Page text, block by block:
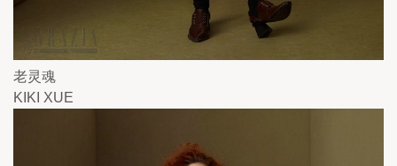
老灵魂
KIKI XUE